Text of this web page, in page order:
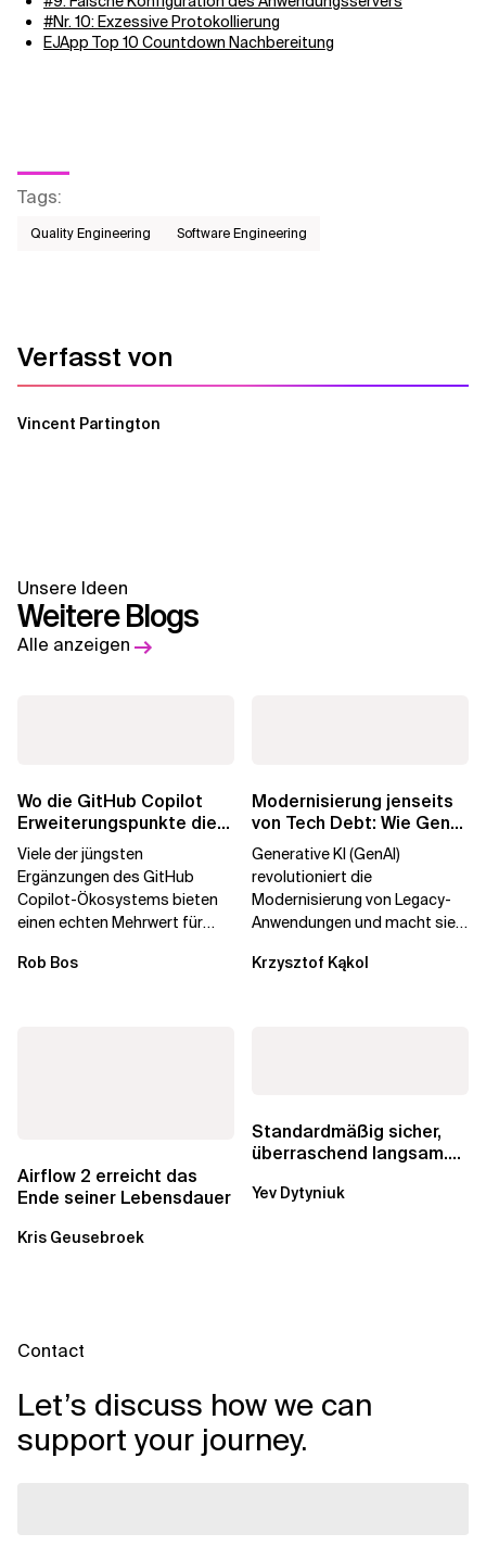
#Nr. 10: Exzessive Protokollierung
EJApp Top 10 Countdown Nachbereitung
Tags:
Quality Engineering Software Engineering
Verfasst von
Vincent Partington
Unsere Ideen
Weitere Blogs
Alle anzeigen
Wo die GitHub Copilot
Erweiterungspunkte die
Governance brechen
Viele der jüngsten
Ergänzungen des GitHub
Copilot-Ökosystems bieten
einen echten Mehrwert für
aber auch die...
Rob Bos
Modernisierung jenseits
von Tech Debt: Wie GenAI
die
Generative KI (GenAI)
revolutioniert die
Modernisierung von Legacy-
Anwendungen und macht sie
Durch die Automatisierung...
Krzysztof Kąkol
Airflow 2 erreicht das
Ende seiner Lebensdauer
Kris Geusebroek
Standardmäßig sicher,
überraschend langsam.
über die RDS...
Yev Dytyniuk
Contact
Let’s discuss how we can
support your journey.